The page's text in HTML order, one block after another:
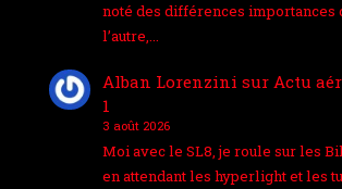
noté des différences importances
l’autre,…
Alban Lorenzini sur Actu
1
3 août 2026
Moi avec le SL8, je roule sur les
en attendant les hyperlight et les